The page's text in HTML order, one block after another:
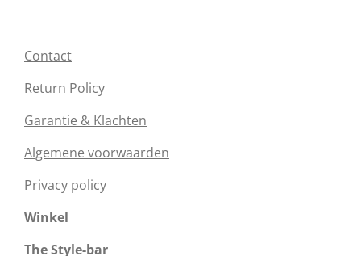
Contact
Return Policy
Garantie & Klachten
Algemene voorwaarden
Privacy policy
Winkel
The Style-bar